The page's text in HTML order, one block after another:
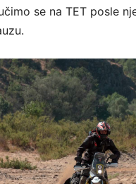
se na TET posle